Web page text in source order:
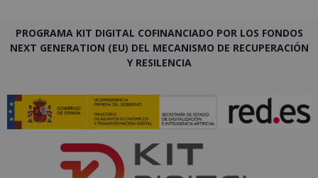
PROGRAMA KIT DIGITAL COFINANCIADO POR LOS FONDOS
NEXT GENERATION (EU) DEL MECANISMO DE RECUPERACIÓN
Y RESILENCIA